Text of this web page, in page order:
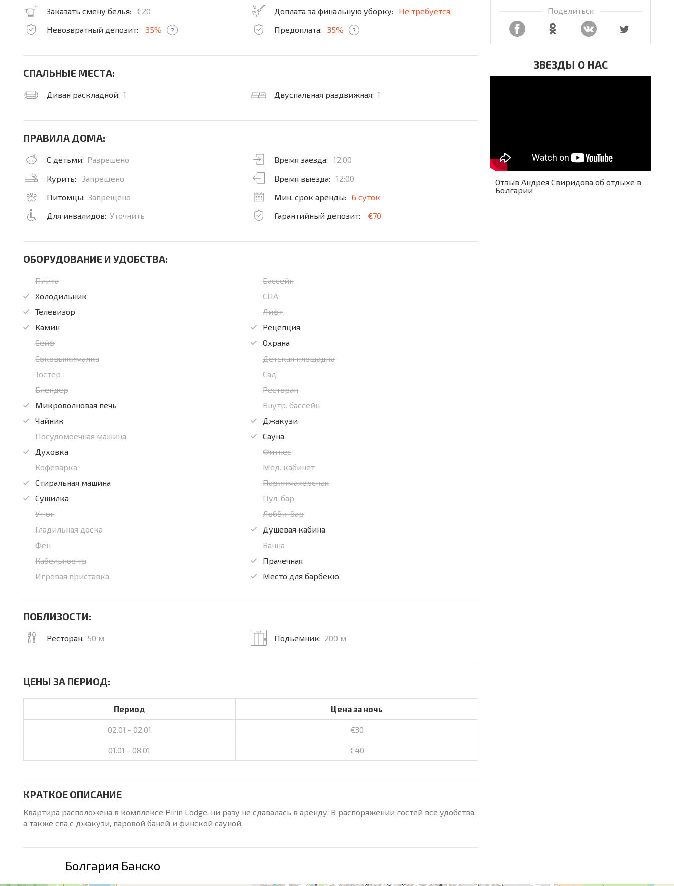
Поделиться
ЗВЕЗДЫ О НАС
Отзыв Андрея Свиридова об отдыхе в
Болгарии
Заказать смену белья:
€20
Невозвратный депозит:
35% ?
Доплата за финальную уборку:
Не требуется
Предоплата:
35% ?
СПАЛЬНЫЕ МЕСТА:
Диван раскладной: 1 Двуспальная раздвижная: 1
ПРАВИЛА ДОМА:
С детьми: Разрешено
Курить:
Запрещено
Питомцы: Запрещено
Для инвалидов: Уточнить
Время заезда:
12:00
Время выезда:
12:00
Мин. срок аренды:
6 суток
Гарантийный депозит:
€70
ОБОРУДОВАНИЕ И УДОБСТВА:
Плита
Холодильник
Телевизор
Камин
Сейф
Соковыжималка
Тостер
Блендер
Микроволновая печь
Чайник
Посудомоечная машина
Духовка
Кофеварка
Стиральная машина
Сушилка
Утюг
Гладильная доска
Фен
Кабельное тв
Игровая приставка
Бассейн
СПА
Лифт
Рецепция
Охрана
Детская площадка
Сад
Ресторан
Внутр. бассейн
Джакузи
Сауна
Фитнес
Мед. кабинет
Парикмахерская
Пул-бар
Лобби-бар
Душевая кабина
Ванна
Прачечная
Место для барбекю
ПОБЛИЗОСТИ:
Ресторан: 50 м Подьемник: 200 м
ЦЕНЫ ЗА ПЕРИОД:
Период Цена за ночь
02.01 - 02.01 €30
01.01 - 08.01 €40
КРАТКОЕ ОПИСАНИЕ
Квартира расположена в комплексе Pirin Lodge, ни разу не сдавалась в аренду. В распоряжении гостей все удобства,
а также спа с джакузи, паровой баней и финской сауной.
Болгария Банско